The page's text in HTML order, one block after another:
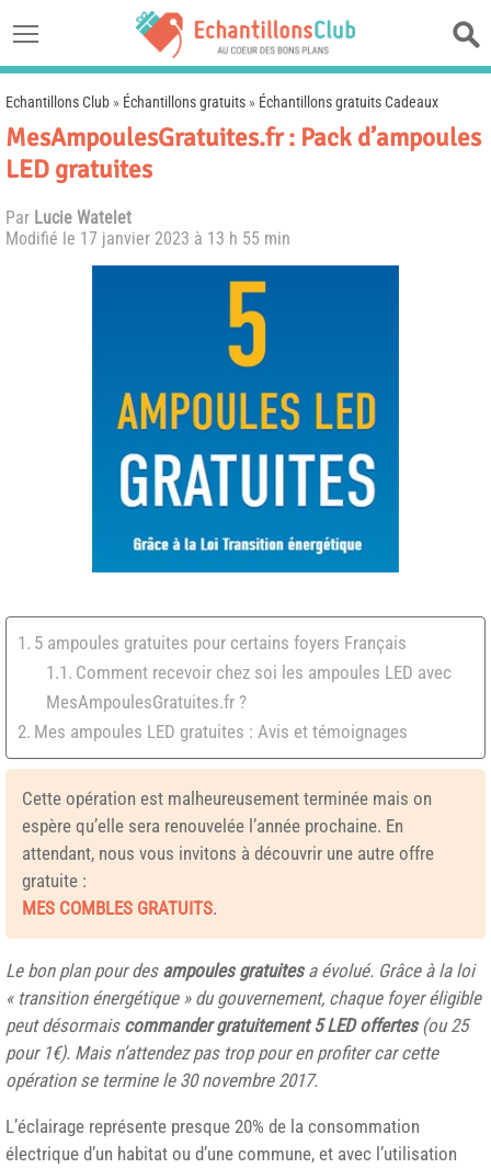
Echantillons Club » Échantillons gratuits » Échantillons gratuits Cadeaux
MesAmpoulesGratuites.fr : Pack d’ampoules
LED gratuites
Par Lucie Watelet
Modifié le 17 janvier 2023 à 13 h 55 min
5 ampoules gratuites pour certains foyers Français
Comment recevoir chez soi les ampoules LED avec
MesAmpoulesGratuites.fr ?
Mes ampoules LED gratuites : Avis et témoignages
Cette opération est malheureusement terminée mais on
espère qu’elle sera renouvelée l’année prochaine. En
attendant, nous vous invitons à découvrir une autre offre
gratuite :
MES COMBLES GRATUITS.
Le bon plan pour des ampoules gratuitesa évolué. Grâce à la loi
« transition énergétique » du gouvernement, chaque foyer éligible
peut désormais commander gratuitement 5 LED offertes(ou 25
pour 1€). Mais n’attendez pas trop pour en profiter car cette
opération se termine le 30 novembre 2017.
L’éclairage représente presque 20% de la consommation
électrique d’un habitat ou d’une commune, et avec l’utilisation